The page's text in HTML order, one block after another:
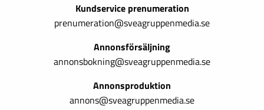
Kundservice prenumeration
prenumeration@sveagruppenmedia.se
Annonsförsäljning
annonsbokning@sveagruppenmedia.se
Annonsproduktion
annons@sveagruppenmedia.se